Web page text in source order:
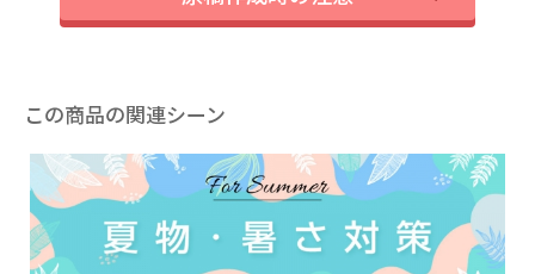
この商品の関連シーン